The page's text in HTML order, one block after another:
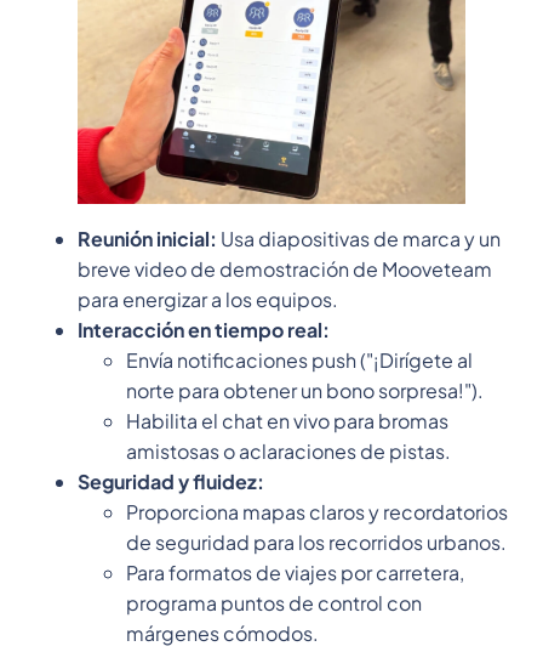
Reunión inicial: Usa diapositivas de marca y un
breve video de demostración de Mooveteam
para energizar a los equipos.
Interacción en tiempo real:
Envía notificaciones push ("¡Dirígete al
norte para obtener un bono sorpresa!").
Habilita el chat en vivo para bromas
amistosas o aclaraciones de pistas.
Seguridad y fluidez:
Proporciona mapas claros y recordatorios
de seguridad para los recorridos urbanos.
Para formatos de viajes por carretera,
programa puntos de control con
márgenes cómodos.